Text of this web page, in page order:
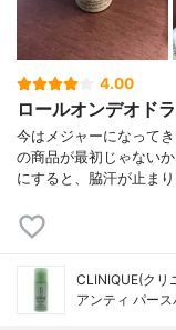
4.00
ロールオンデオド
今はメジャーになって
の商品が最初じゃない
にすると、脇汗が止ま
CLINIQUE(クリ
アンティ パー